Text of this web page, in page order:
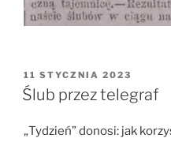
OPUBLIKOWANE
W
11 STYCZNIA 2023
Ślub przez telegraf
„Tydzień” donosi: jak